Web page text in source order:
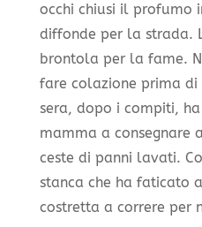
occhi chiusi il profumo
diffonde per la strada.
brontola per la fame.
fare colazione prima di
sera, dopo i compiti,
mamma a consegnare
ceste di panni lavati.
stanca che ha faticato
costretta a correre per